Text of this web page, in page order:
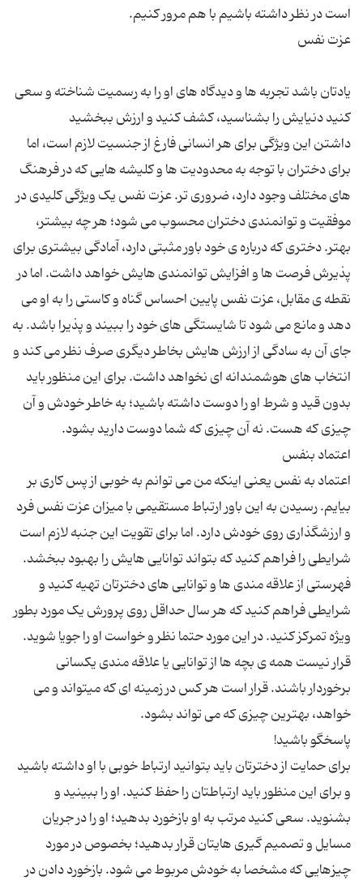
یادتان باشد تجربه ها و دیدگاه های او را به رسمیت شناخته و سعی
داشتن این ویژگی برای هر انسانی فارغ از جنسیت لازم است، اما
برای دختران با توجه به محدودیت ها و کلیشه هایی که در فرهنگ
های مختلف وجود دارد، ضروری تر. عزت نفس یک ویژگی کلیدی در
موفقیت و توانمندی دختران محسوب می شود؛ هر چه بیشتر،
بهتر. دختری که درباره ی خود باور مثبتی دارد، آمادگی بیشتری برای
پذیرش فرصت ها و افزایش توانمندی هایش خواهد داشت. اما در
نقطه ی مقابل، عزت نفس پایین احساس گناه و کاستی را به او می
دهد و مانع می شود تا شایستگی های خود را ببیند و پذیرا باشد. به
جای آن به سادگی از ارزش هایش بخاطر دیگری صرف نظر می کند و
انتخاب های هوشمندانه ای نخواهد داشت. برای این منظور باید
بدون قید و شرط او را دوست داشته باشید؛ به خاطر خودش و آن
اعتماد به نفس یعنی اینکه من می توانم به خوبی از پس کاری بر
بیایم. رسیدن به این باور ارتباط مستقیمی با میزان عزت نفس فرد
و ارزشگذاری روی خودش دارد. اما برای تقویت این جنبه لازم است
شرایطی را فراهم کنید که بتواند توانایی هایش را بهبود ببخشد.
فهرستی از علاقه مندی ها و توانایی های دخترتان تهیه کنید و
شرایطی فراهم کنید که هر سال حداقل روی پرورش یک مورد بطور
ویژه تمرکز کنید. در این مورد حتما نظر و خواست او را جویا شوید.
قرار نیست همه ی بچه ها از توانایی یا علاقه مندی یکسانی
برخوردار باشند. قرار است هر کس در زمینه ای که میتواند و می
برای حمایت از دخترتان باید بتوانید ارتباط خوبی با او داشته باشید
و برای این منظور باید ارتباطتان را حفظ کنید. او را ببینید و
بشنوید. سعی کنید مرتب به او بازخورد بدهید؛ او را در جریان
مسایل و تصمیم گیری هایتان قرار بدهید؛ بخصوص در مورد
چیزهایی که مشخصا به خودش مربوط می شود. بازخورد دادن در